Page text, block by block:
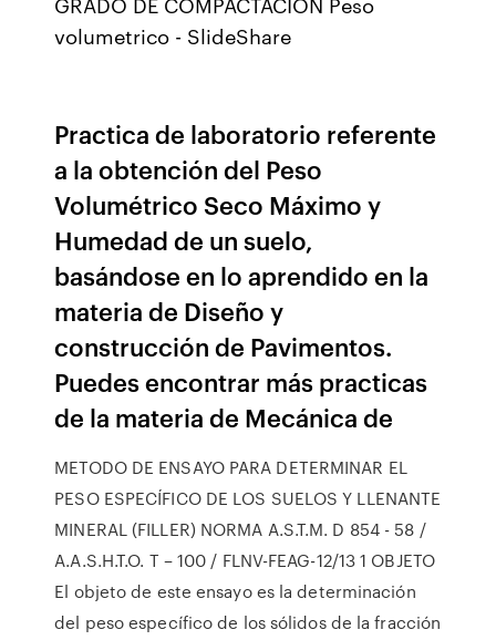
volumetrico - SlideShare
Practica de laboratorio referente
a la obtención del Peso
Volumétrico Seco Máximo y
Humedad de un suelo,
basándose en lo aprendido en la
materia de Diseño y
construcción de Pavimentos.
Puedes encontrar más practicas
de la materia de Mecánica de
METODO DE ENSAYO PARA DETERMINAR EL
PESO ESPECÍFICO DE LOS SUELOS Y LLENANTE
MINERAL (FILLER) NORMA A.S.T.M. D 854 - 58 /
A.A.S.H.T.O. T – 100 / FLNV-FEAG-12/13 1 OBJETO
El objeto de este ensayo es la determinación
del peso específico de los sólidos de la fracción